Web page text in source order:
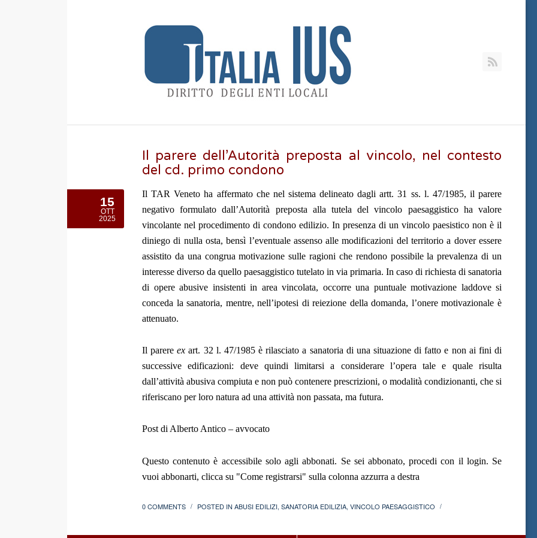
Il parere dell’Autorità preposta al vincolo, nel contesto
del cd. primo condono
15
OTT
2025
Il TAR Veneto ha affermato che nel sistema delineato dagli artt. 31 ss. l. 47/1985, il parere
negativo formulato dall’Autorità preposta alla tutela del vincolo paesaggistico ha valore
vincolante nel procedimento di condono edilizio. In presenza di un vincolo paesistico non è il
diniego di nulla osta, bensì l’eventuale assenso alle modificazioni del territorio a dover essere
assistito da una congrua motivazione sulle ragioni che rendono possibile la prevalenza di un
interesse diverso da quello paesaggistico tutelato in via primaria. In caso di richiesta di sanatoria
di opere abusive insistenti in area vincolata, occorre una puntuale motivazione laddove si
conceda la sanatoria, mentre, nell’ipotesi di reiezione della domanda, l’onere motivazionale è
attenuato.
Il parereex art. 32 l. 47/1985 è rilasciato a sanatoria di una situazione di fatto e non ai fini di
successive edificazioni: deve quindi limitarsi a considerare l’opera tale e quale risulta
dall’attività abusiva compiuta e non può contenere prescrizioni, o modalità condizionanti, che si
riferiscano per loro natura ad una attività non passata, ma futura.
Post di Alberto Antico – avvocato
Questo contenuto è accessibile solo agli abbonati. Se sei abbonato, procedi con il login. Se
vuoi abbonarti, clicca su "Come registrarsi" sulla colonna azzurra a destra
0 COMMENTS / POSTED IN ABUSI EDILIZI, SANATORIA EDILIZIA, VINCOLO PAESAGGISTICO /